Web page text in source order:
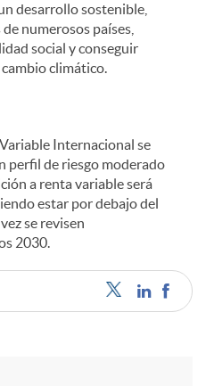
desarrollo sostenible,
numerosos países,
social y conseguir
climático.
Internacional se
perfil de riesgo moderado
a renta variable será
estar por debajo del
se revisen
2030.